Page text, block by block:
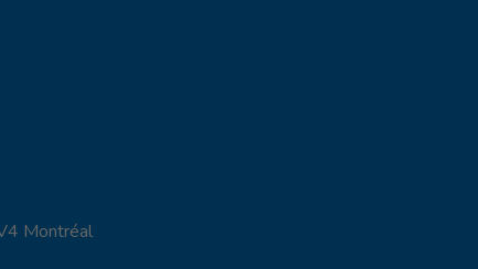
Montréal